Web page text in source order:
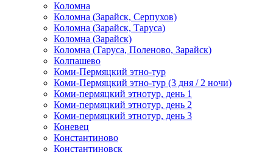
Коломна
Коломна (Зарайск, Серпухов)
Коломна (Зарайск, Таруса)
Коломна (Зарайск)
Коломна (Таруса, Поленово, Зарайск)
Колпашево
Коми-Пермяцкий этно-тур
Коми-Пермяцкий этно-тур (3 дня / 2 ночи)
Коми-пермяцкий этнотур, день 1
Коми-пермяцкий этнотур, день 2
Коми-пермяцкий этнотур, день 3
Коневец
Константиново
Константиновск